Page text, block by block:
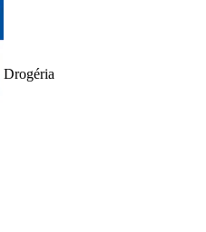
Drogéria